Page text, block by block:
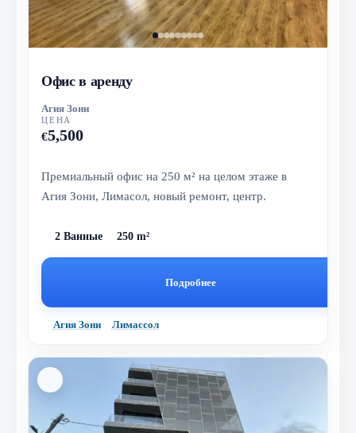
Офис в аренду
Агия Зони
ЦЕНА
€5,500
Премиальный офис на 250 м² на целом этаже в
Агия Зони, Лимасол, новый ремонт, центр.
2 Ванные 250 m²
Подробнее
Агия Зони Лимассол